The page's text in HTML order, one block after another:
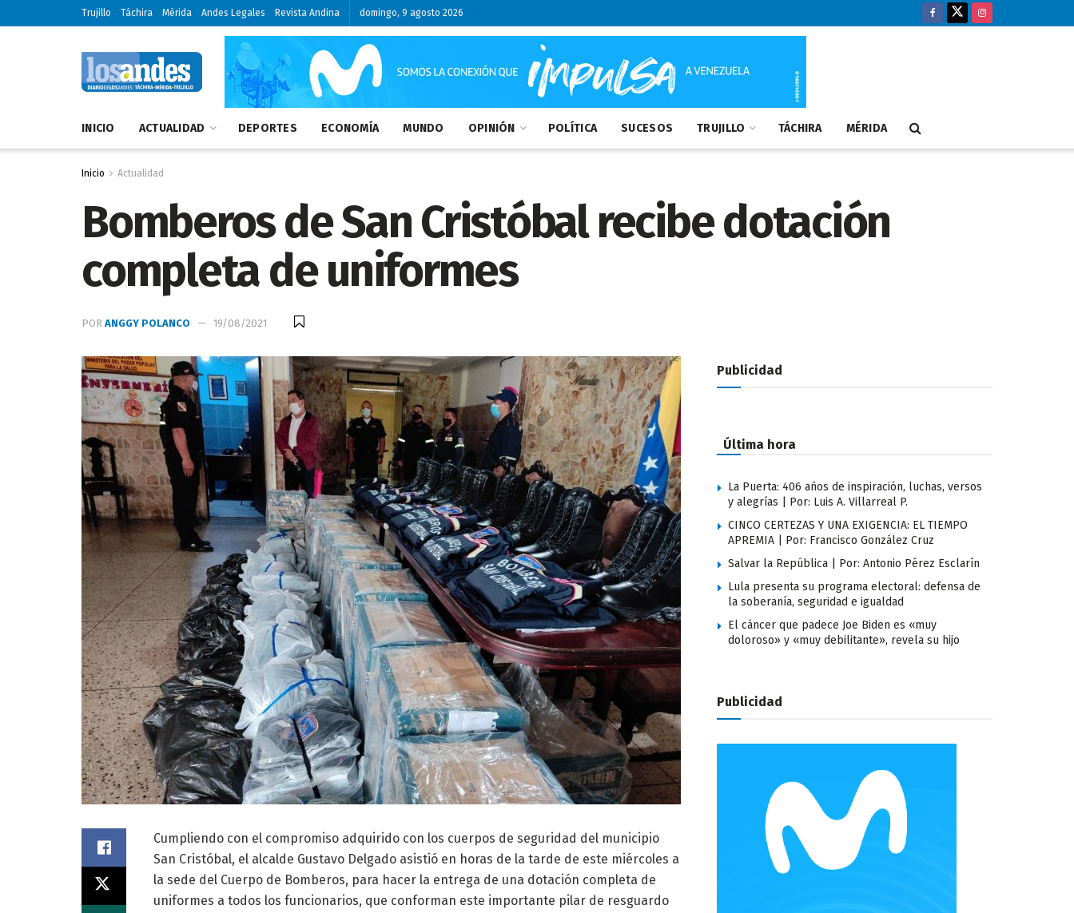
Trujillo Táchira Mérida Andes Legales Revista Andina domingo, 9 agosto 2026
INICIO ACTUALIDAD DEPORTES ECONOMÍA MUNDO OPINIÓN POLÍTICA SUCESOS TRUJILLO TÁCHIRA MÉRIDA
Inicio Actualidad
Bomberos de San Cristóbal recibe dotación
completa de uniformes
POR ANGGY POLANCO 19/08/2021
Cumpliendo con el compromiso adquirido con los cuerpos de seguridad del municipio
San Cristóbal, el alcalde Gustavo Delgado asistió en horas de la tarde de este miércoles a
la sede del Cuerpo de Bomberos, para hacer la entrega de una dotación completa de
uniformes a todos los funcionarios, que conforman este importante pilar de resguardo
Publicidad
Última hora
La Puerta: 406 años de inspiración, luchas, versos
y alegrías | Por: Luis A. Villarreal P.
CINCO CERTEZAS Y UNA EXIGENCIA: EL TIEMPO
APREMIA | Por: Francisco González Cruz
Salvar la República | Por: Antonio Pérez Esclarín
Lula presenta su programa electoral: defensa de
la soberanía, seguridad e igualdad
El cáncer que padece Joe Biden es «muy
doloroso» y «muy debilitante», revela su hijo
Publicidad